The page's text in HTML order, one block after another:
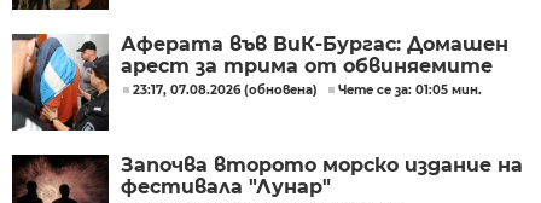
Аферата във ВиК-Бургас: Домашен
арест за трима от обвиняемите
23:17, 07.08.2026 (обновена) Чете се за: 01:05 мин.
Започва второто морско издание на
фестивала "Лунар"